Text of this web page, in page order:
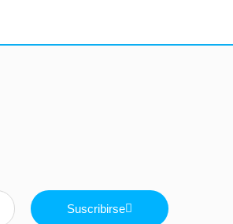
Suscribirse